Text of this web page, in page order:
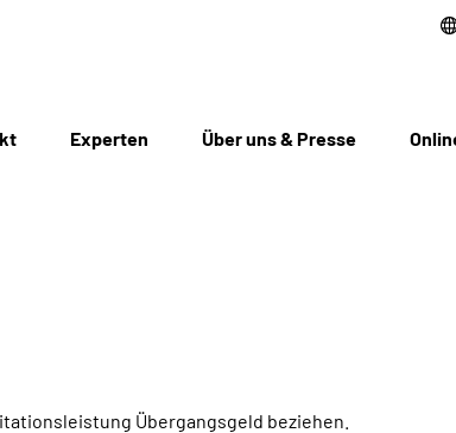
Experten Über uns & Presse
Übergangsgeld beziehen.